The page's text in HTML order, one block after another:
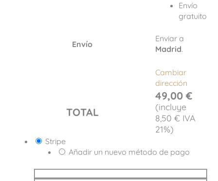
Envío
Envío
gratuito
Enviar a
Madrid.
Cambiar
dirección
TOTAL
49,00 €
(incluye
8,50 € IVA
21%)
Stripe
Añadir un nuevo método de pago